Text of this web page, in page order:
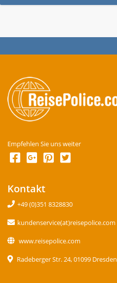
Empfehlen Sie uns weiter
Kontakt
+49 (0)351 8328830
kundenservice(at)reisepolice.com
www.reisepolice.com
Radeberger Str. 24, 01099 Dresden